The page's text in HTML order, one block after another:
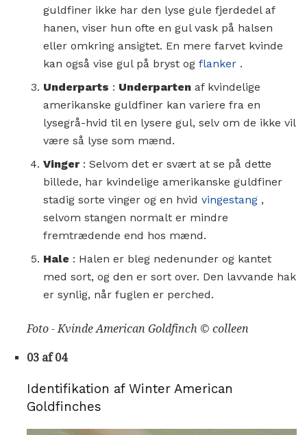
guldfiner ikke har den lyse gule fjerdedel af
hanen, viser hun ofte en gul vask på halsen
eller omkring ansigtet. En mere farvet kvinde
kan også vise gul på bryst og flanker .
Underparts : Underparten af kvindelige
amerikanske guldfiner kan variere fra en
lysegrå-hvid til en lysere gul, selv om de ikke vil
være så lyse som mænd.
Vinger: Selvom det er svært at se på dette
billede, har kvindelige amerikanske guldfiner
stadig sorte vinger og en hvid vingestang ,
selvom stangen normalt er mindre
fremtrædende end hos mænd.
Hale : Halen er bleg nedenunder og kantet
med sort, og den er sort over. Den lavvande hak
er synlig, når fuglen er perched.
Foto - Kvinde American Goldfinch © colleen
03 af 04
Identifikation af Winter American
Goldfinches